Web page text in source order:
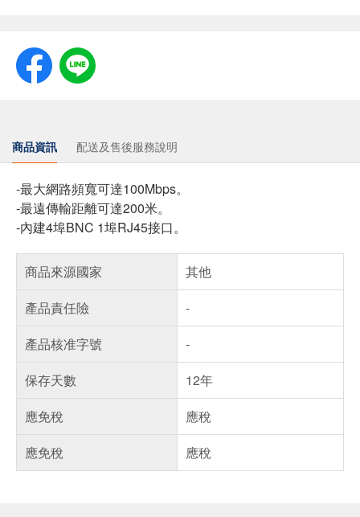
商品資訊 配送及售後服務說明
-最大網路頻寬可達100Mbps。
-最遠傳輸距離可達200米。
-內建4埠BNC 1埠RJ45接口。
商品來源國家
其他
產品責任險
-
產品核准字號
-
保存天數
12年
應免稅
應稅
應免稅
應稅